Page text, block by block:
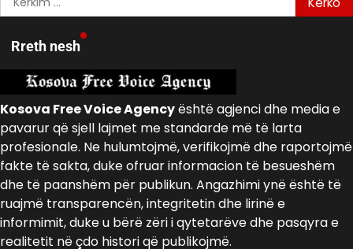
për:
Rreth nesh
Kosova Free Voice Agencyështë agjenci dhe media e
pavarur që sjell lajmet me standarde më të larta
profesionale. Ne hulumtojmë, verifikojmë dhe raportojmë
fakte të sakta, duke ofruar informacion të besueshëm
dhe të paanshëm për publikun. Angazhimi ynë është të
ruajmë transparencën, integritetin dhe lirinë e
informimit, duke u bërë zëri i qytetarëve dhe pasqyra e
realitetit në çdo histori që publikojmë.